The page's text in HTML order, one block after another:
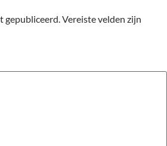
gepubliceerd.Vereiste velden zijn